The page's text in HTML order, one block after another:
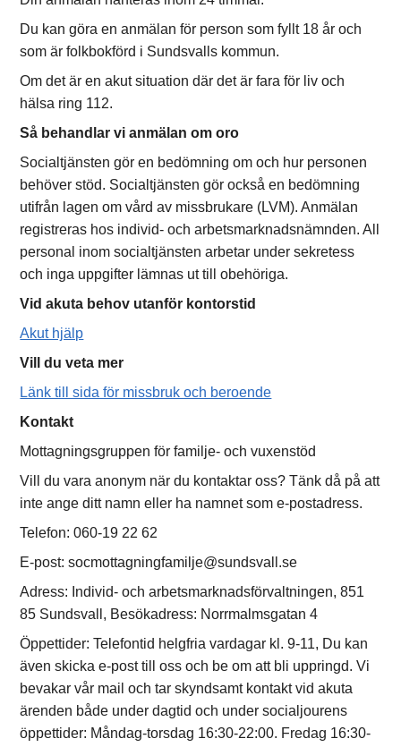
Du kan göra en anmälan för person som fyllt 18 år och
som är folkbokförd i Sundsvalls kommun.
Om det är en akut situation där det är fara för liv och
hälsa ring 112.
Så behandlar vi anmälan om oro
Socialtjänsten gör en bedömning om och hur personen
behöver stöd. Socialtjänsten gör också en bedömning
utifrån lagen om vård av missbrukare (LVM). Anmälan
registreras hos individ- och arbetsmarknadsnämnden. All
personal inom socialtjänsten arbetar under sekretess
och inga uppgifter lämnas ut till obehöriga.
Vid akuta behov utanför kontorstid
Akut hjälp
Vill du veta mer
Länk till sida för missbruk och beroende
Kontakt
Mottagningsgruppen för familje- och vuxenstöd
Vill du vara anonym när du kontaktar oss? Tänk då på att
inte ange ditt namn eller ha namnet som e-postadress.
Telefon: 060-19 22 62
E-post: socmottagningfamilje@sundsvall.se
Adress: Individ- och arbetsmarknadsförvaltningen, 851
85 Sundsvall, Besökadress: Norrmalmsgatan 4
Öppettider: Telefontid helgfria vardagar kl. 9-11, Du kan
även skicka e-post till oss och be om att bli uppringd. Vi
bevakar vår mail och tar skyndsamt kontakt vid akuta
ärenden både under dagtid och under socialjourens
öppettider: Måndag-torsdag 16:30-22:00. Fredag 16:30-